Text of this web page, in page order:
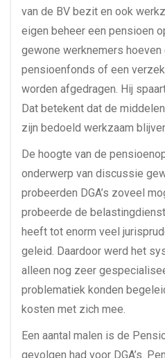
van de BV bezit en ook
eigen beheer een pensioen
gewone werknemers
pensioenfonds of een
worden afgedragen. Hij
Dat betekent dat de
zijn bedoeld werkzaam
De hoogte van de
onderwerp van discussie
probeerden DGA’s zoveel
probeerde de
heeft tot enorm veel
geleid. Daardoor werd het
alleen nog zeer
problematiek konden
kosten met zich mee.
Een aantal malen is de
gevolgen had voor DGA’s.